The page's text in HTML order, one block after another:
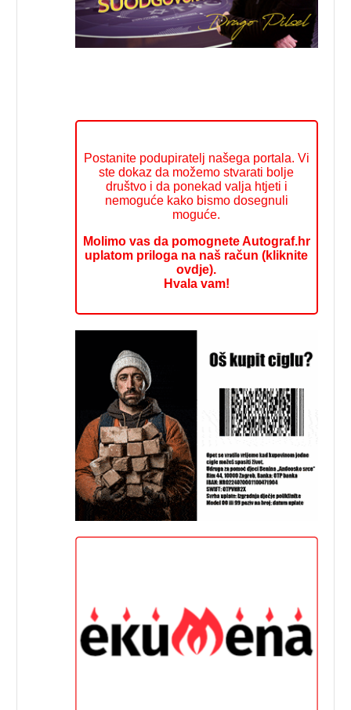
Postanite podupiratelj našega portala. Vi
ste dokaz da možemo stvarati bolje
društvo i da ponekad valja htjeti i
nemoguće kako bismo dosegnuli
moguće.
Molimo vas da pomognete Autograf.hr
uplatom priloga na naš račun (kliknite
ovdje).
Hvala vam!